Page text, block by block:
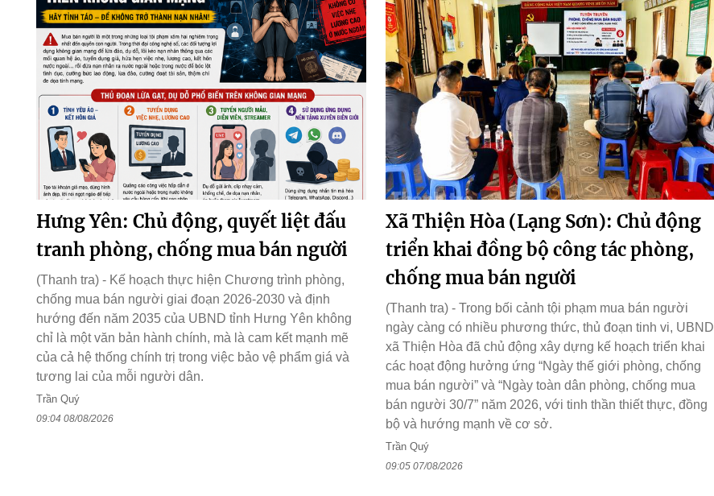
Hưng Yên: Chủ động, quyết liệt đấu
tranh phòng, chống mua bán người
(Thanh tra) - Kế hoạch thực hiện Chương trình phòng,
chống mua bán người giai đoạn 2026-2030 và định
hướng đến năm 2035 của UBND tỉnh Hưng Yên không
chỉ là một văn bản hành chính, mà là cam kết mạnh mẽ
của cả hệ thống chính trị trong việc bảo vệ phẩm giá và
tương lai của mỗi người dân.
Trần Quý
09:04 08/08/2026
Xã Thiện Hòa (Lạng Sơn): Chủ động
triển khai đồng bộ công tác phòng,
chống mua bán người
(Thanh tra) - Trong bối cảnh tội phạm mua bán người
ngày càng có nhiều phương thức, thủ đoạn tinh vi, UBND
xã Thiện Hòa đã chủ động xây dựng kế hoạch triển khai
các hoạt động hưởng ứng “Ngày thế giới phòng, chống
mua bán người” và “Ngày toàn dân phòng, chống mua
bán người 30/7” năm 2026, với tinh thần thiết thực, đồng
bộ và hướng mạnh về cơ sở.
Trần Quý
09:05 07/08/2026